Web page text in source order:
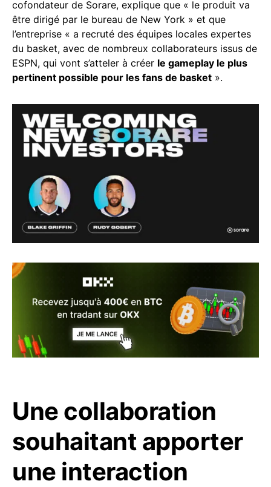
cofondateur de Sorare, explique que « le produit va
être dirigé par le bureau de New York » et que
l’entreprise « a recruté des équipes locales expertes
du basket, avec de nombreux collaborateurs issus de
ESPN, qui vont s’atteler à créer le gameplay le plus
pertinent possible pour les fans de basket ».
Une collaboration
souhaitant apporter
une interaction